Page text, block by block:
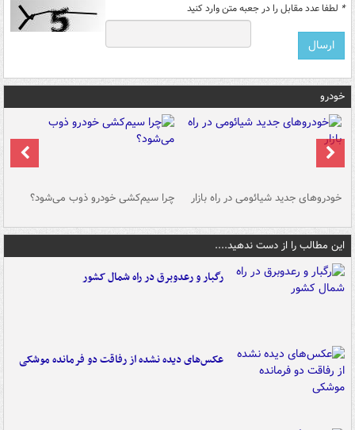
* لطفا عدد مقابل را در جعبه متن وارد کنید
خودرو
خودروهای جدید شیائومی در راه بازار چرا سیم‌کشی خودرو ذوب می‌شود؟
این مطالب را از دست ندهید....
رگبار و رعدوبرق در راه شمال کشور
عکس‌های دیده نشده از رفاقت دو فرمانده‌ موشکی